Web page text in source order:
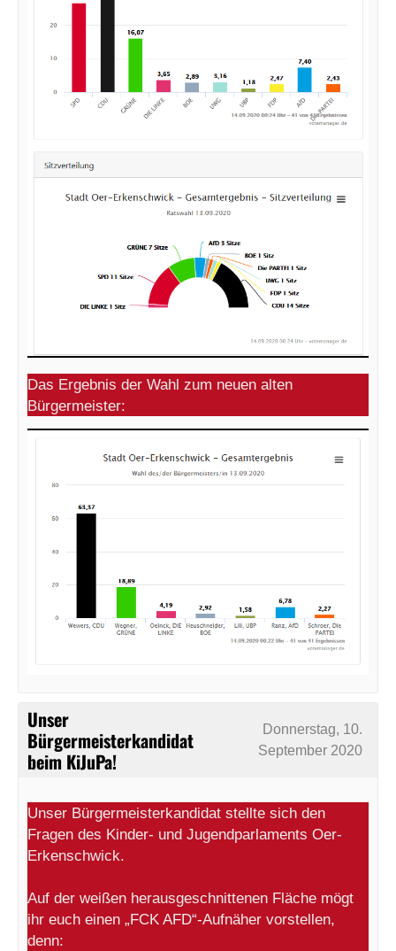
Das Ergebnis der Wahl zum neuen alten
Bürgermeister:
Unser
Bürgermeisterkandidat
beim KiJuPa!
Donnerstag, 10.
September 2020
Unser Bürgermeisterkandidat stellte sich den
Fragen des Kinder- und Jugendparlaments Oer-
Erkenschwick.
Auf der weißen herausgeschnittenen Fläche mögt
ihr euch einen „FCK AFD“-Aufnäher vorstellen,
denn: